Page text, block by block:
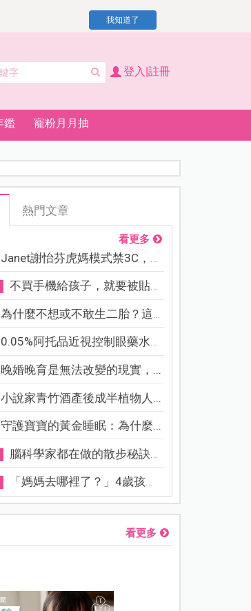
我知道了
登入|註冊
鑑 寵粉月月抽
熱門文章
看更多
Janet謝怡芬虎媽模式禁3C，看...
不買手機給孩子，就要被貼「...
為什麼不想或不敢生二胎？這8...
0.05%阿托品近視控制眼藥水納...
晚婚晚育是無法改變的現實，...
小說家青竹酒產後成半植物人...
守護寶寶的黃金睡眠：為什麼...
腦科學家都在做的散步秘訣！...
「媽媽去哪裡了？」4歲孩子還...
看更多